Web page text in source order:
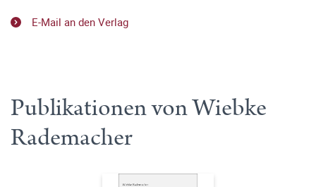
E-Mail an den Verlag
Publikationen von Wiebke
Rademacher